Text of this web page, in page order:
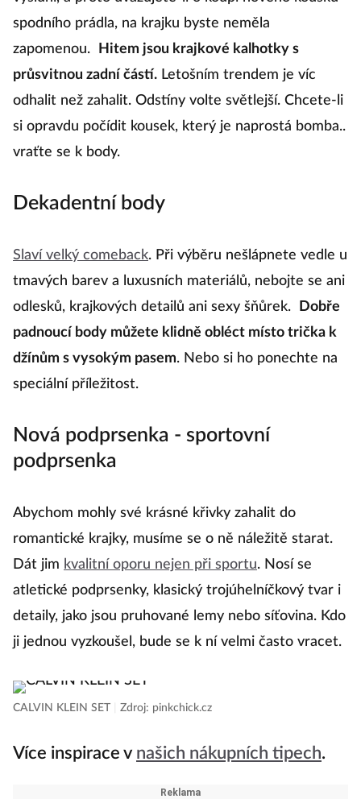
spodního prádla, na krajku byste neměla
zapomenou.
Hitem jsou krajkové kalhotky s
průsvitnou zadní částí. Letošním trendem je víc
odhalit než zahalit. Odstíny volte světlejší. Chcete-li
si opravdu počídit kousek, který je naprostá bomba..
vraťte se k body.
Dekadentní body
Slaví velký comeback. Při výběru nešlápnete vedle u
tmavých barev a luxusních materiálů, nebojte se ani
odlesků, krajkových detailů ani sexy šňůrek.
Dobře
padnoucí body můžete klidně obléct místo trička k
džínům s vysokým pasem. Nebo si ho ponechte na
speciální příležitost.
Nová podprsenka - sportovní
podprsenka
Abychom mohly své krásné křivky zahalit do
romantické krajky, musíme se o ně náležitě starat.
Dát jim kvalitní oporu nejen při sportu. Nosí se
atletické podprsenky, klasický trojúhelníčkový tvar i
detaily, jako jsou pruhované lemy nebo síťovina. Kdo
ji jednou vyzkoušel, bude se k ní velmi často vracet.
CALVIN KLEIN SET Zdroj: pinkchick.cz
Více inspirace v našich nákupních tipech.